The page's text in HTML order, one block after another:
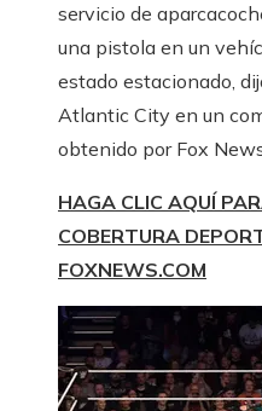
servicio de
una pistola en un
estado estacionado,
Atlantic City en un
obtenido por Fox
HAGA CLIC AQUÍ
COBERTURA
FOXNEWS.COM